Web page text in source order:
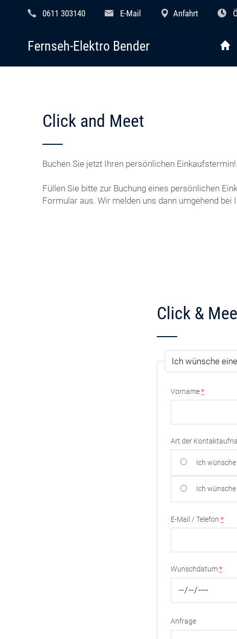
0611 303140 E-Mail Anfahrt
Fernseh-Elektro Bender
Click and Meet
Buchen Sie jetzt Ihren persönlichen Einkaufstermin!
Füllen Sie bitte zur Buchung eines persönlichen
Formular aus. Wir melden uns dann umgehend bei
Click &
Ich wünsche
Vorname*
Art der
Ich
Ich
E-Mail / Telefon*
Wunschdatum*
Anfrage